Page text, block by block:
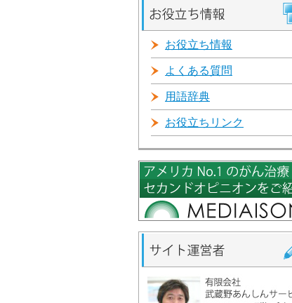
お役立ち情報
よくある質問
用語辞典
お役立ちリンク